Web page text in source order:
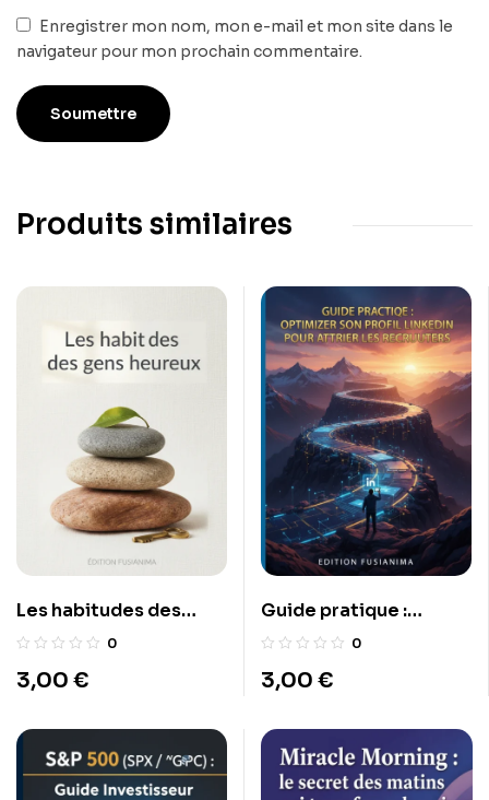
Enregistrer mon nom, mon e-mail et mon site dans le
navigateur pour mon prochain commentaire.
Produits similaires
Les habitudes des
gens heureux
0
3,00 €
Guide pratique :
Optimiser son profil
les recruteurs.
0
3,00 €